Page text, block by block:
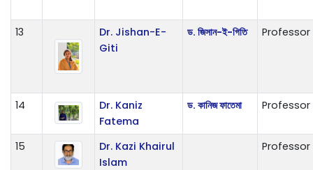
13
Dr. Jishan-E-
Giti
ড. জিসান-ই-গিতি Professor
14
Dr. Kaniz
Fatema
ড. কানিজ ফাতেমা Professor
15
Dr. Kazi Khairul
Islam
Professor